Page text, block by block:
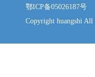
鄂ICP备05026187号
Copyright huangshi